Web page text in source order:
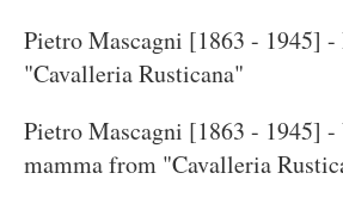
Pietro Mascagni [1863 - 1945]
"Cavalleria Rusticana"
Pietro Mascagni [1863 - 1945] -
mamma from "Cavalleria